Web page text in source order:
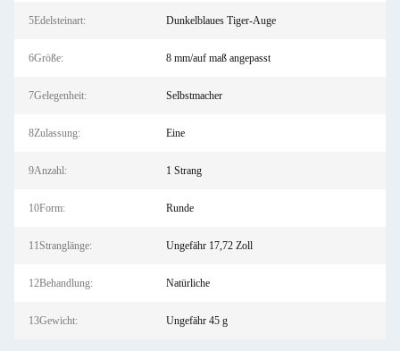
5Edelsteinart: Dunkelblaues Tiger-Auge
6Größe: 8 mm/auf maß angepasst
7Gelegenheit: Selbstmacher
8Zulassung: Eine
9Anzahl: 1 Strang
10Form: Runde
11Stranglänge: Ungefähr 17,72 Zoll
12Behandlung: Natürliche
13Gewicht: Ungefähr 45 g